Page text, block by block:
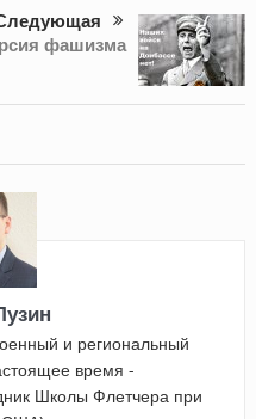
фашизма
и региональный
время -
Школы Флетчера при